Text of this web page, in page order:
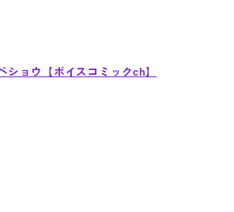
ショウ【ボイスコミックch】